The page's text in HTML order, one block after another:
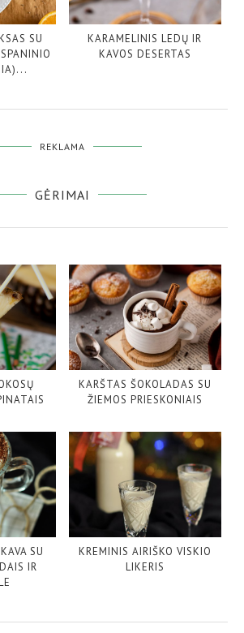
SU
KARAMELINIS LEDŲ IR
KAVOS DESERTAS
REKLAMA
GĖRIMAI
KARŠTAS ŠOKOLADAS SU
ŽIEMOS PRIESKONIAIS
SU
IR
KREMINIS AIRIŠKO VISKIO
LIKERIS